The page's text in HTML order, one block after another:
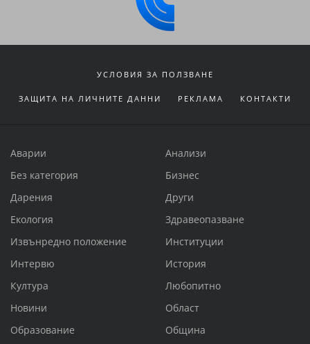
УСЛОВИЯ ЗА ПОЛЗВАНЕ
ЗАЩИТА НА ЛИЧНИТЕ ДАННИ РЕКЛАМА КОНТАКТИ
Аварии
Анализи
Без категория
Бизнес
Дарения
Други
Екология
Здравеопазване
Извънредно положение
Институции
Интервю
История
Култура
Любопитно
Новини
Област
Образование
Община